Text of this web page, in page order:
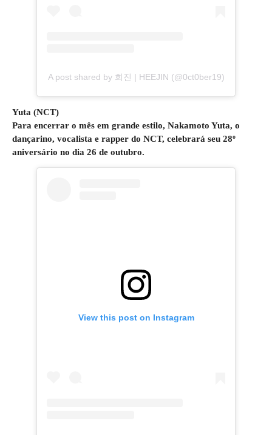
A post shared by 희진 | HEEJIN (@0ct0ber19)
Yuta (NCT)
Para encerrar o mês em grande estilo, Nakamoto Yuta, o
dançarino, vocalista e rapper do NCT, celebrará seu 28º
aniversário no dia 26 de outubro.
View this post on Instagram